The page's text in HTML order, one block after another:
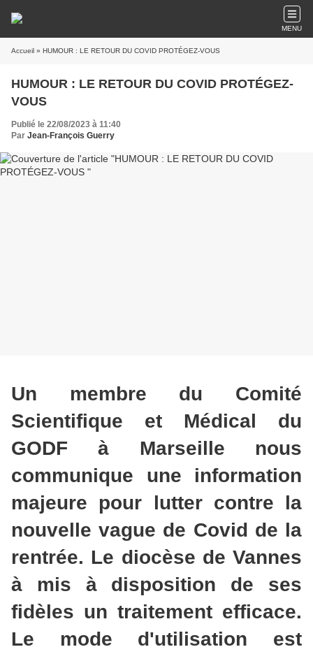
MENU
Accueil » HUMOUR : LE RETOUR DU COVID PROTÉGEZ-VOUS
HUMOUR : LE RETOUR DU COVID PROTÉGEZ-
VOUS
Publié le 22/08/2023 à 11:40
Par Jean-François Guerry
Un membre du Comité
Scientifique et Médical du
GODF à Marseille nous
communique une information
majeure pour lutter contre la
nouvelle vague de Covid de la
rentrée. Le diocèse de Vannes
à mis à disposition de ses
fidèles un traitement efficace.
Le mode d'utilisation est